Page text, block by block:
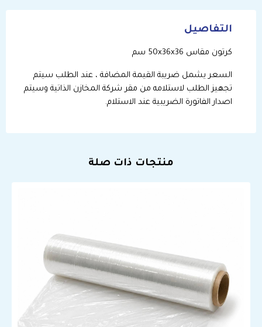
التفاصيل
كرتون مقاس 50x36x36 سم
السعر يشمل ضريبة القيمة المضافة ، عند الطلب سيتم
تجهيز الطلب لاستلامه من مقر شركة المخازن الذاتية وسيتم
اصدار الفاتورة الضريبية عند الاستلام.
منتجات ذات صلة